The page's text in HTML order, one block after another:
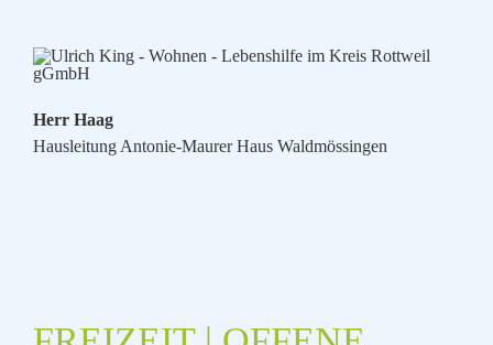
Herr Haag
Hausleitung Antonie-Maurer Haus Waldmössingen